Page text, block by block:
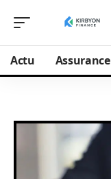
Actu Assurance